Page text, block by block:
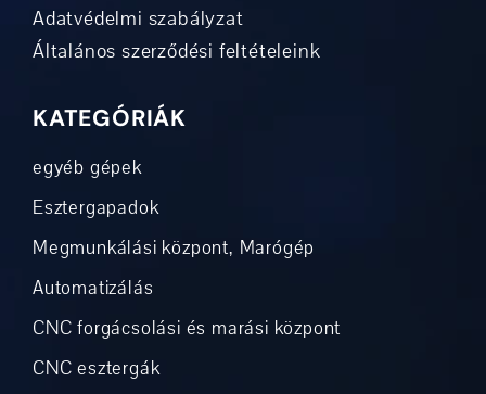
Adatvédelmi szabályzat
Általános szerződési feltételeink
KATEGÓRIÁK
egyéb gépek
Esztergapadok
Megmunkálási központ, Marógép
Automatizálás
CNC forgácsolási és marási központ
CNC esztergák